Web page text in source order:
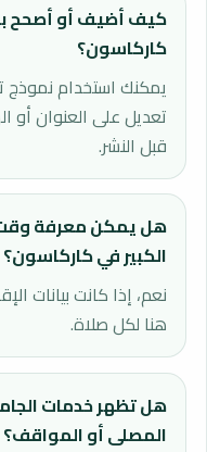
كيف أضيف أو أصحح
كاركاسون؟
يمكنك استخدام نموذج
تعديل على العنوان أو
قبل النشر.
هل يمكن معرفة وقت
الكبير في كاركاسون؟
نعم، إذا كانت بيانات
هنا لكل صلاة.
هل تظهر خدمات
المصلى أو المواقف؟